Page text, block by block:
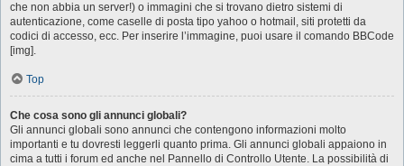
che non abbia un server!) o immagini che si trovano dietro sistemi di
autenticazione, come caselle di posta tipo yahoo o hotmail, siti protetti da
codici di accesso, ecc. Per inserire l’immagine, puoi usare il comando BBCode
[img].
Top
Che cosa sono gli annunci globali?
Gli annunci globali sono annunci che contengono informazioni molto
importanti e tu dovresti leggerli quanto prima. Gli annunci globali appaiono in
cima a tutti i forum ed anche nel Pannello di Controllo Utente. La possibilità di